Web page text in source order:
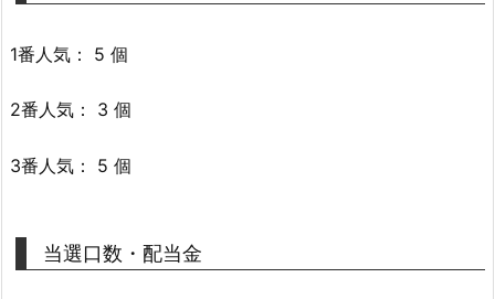
1番人気： 5 個
2番人気： 3 個
3番人気： 5 個
当選口数・配当金